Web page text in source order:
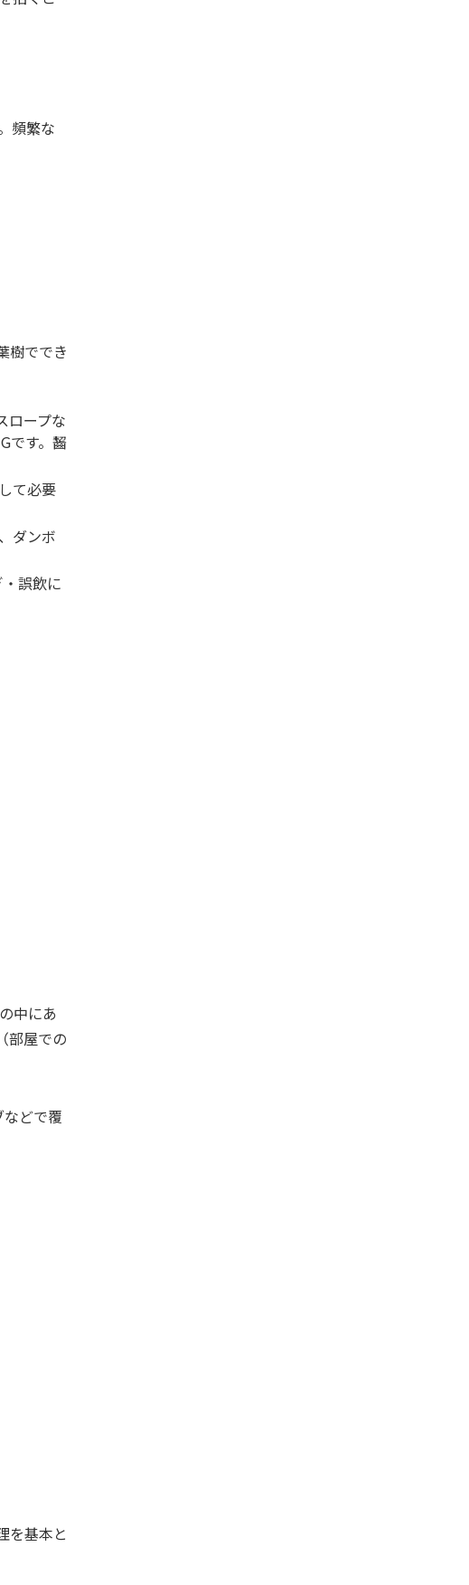
頻繁な
樹ででき
ロープな
です。齧
て必要
ダンボ
誤飲に
中にあ
部屋での
どで覆
を基本と